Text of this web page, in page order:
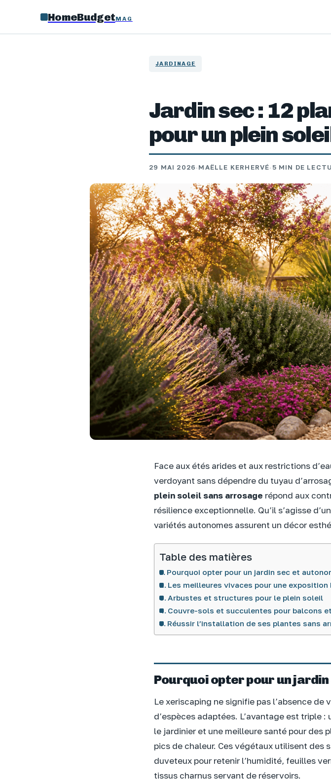
HomeBudgetMAG
JARDINAGE
Jardin sec : 12
pour un plein
29 MAI 2026·MAËLLE KERHERVÉ· 5 MIN DE
Face aux étés arides et aux restrictions
verdoyant sans dépendre du tuyau
plein soleil sans arrosage répond aux
résilience exceptionnelle. Qu’il s’agisse
variétés autonomes assurent un décor
Table des matières
Pourquoi opter pour un jardin sec et
Les meilleures vivaces pour une exposition
Arbustes et structures pour le plein soleil
Couvre-sols et succulentes pour balcons
Réussir l’installation de ses plantes sans
Pourquoi opter pour un
Le xeriscaping ne signifie pas l’absence
d’espèces adaptées. L’avantage est triple
le jardinier et une meilleure santé pour des
pics de chaleur. Ces végétaux utilisent
duveteux pour retenir l’humidité, feuilles
tissus charnus servant de réservoirs.